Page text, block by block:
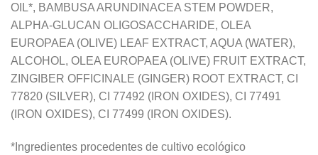
OIL*, BAMBUSA ARUNDINACEA STEM POWDER,
ALPHA-GLUCAN OLIGOSACCHARIDE, OLEA
EUROPAEA (OLIVE) LEAF EXTRACT, AQUA (WATER),
ALCOHOL, OLEA EUROPAEA (OLIVE) FRUIT EXTRACT,
ZINGIBER OFFICINALE (GINGER) ROOT EXTRACT, CI
77820 (SILVER), CI 77492 (IRON OXIDES), CI 77491
(IRON OXIDES), CI 77499 (IRON OXIDES).
*Ingredientes procedentes de cultivo ecológico